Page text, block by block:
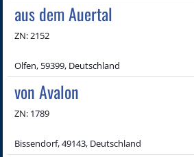
aus dem Auertal
ZN: 2152
Olfen, 59399, Deutschland
von Avalon
ZN: 1789
Bissendorf, 49143, Deutschland